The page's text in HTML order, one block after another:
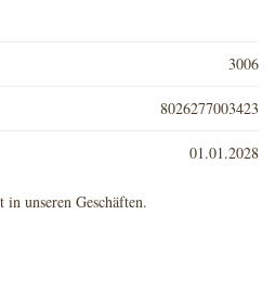
3006
8026277003423
01.01.2028
in unseren Geschäften.